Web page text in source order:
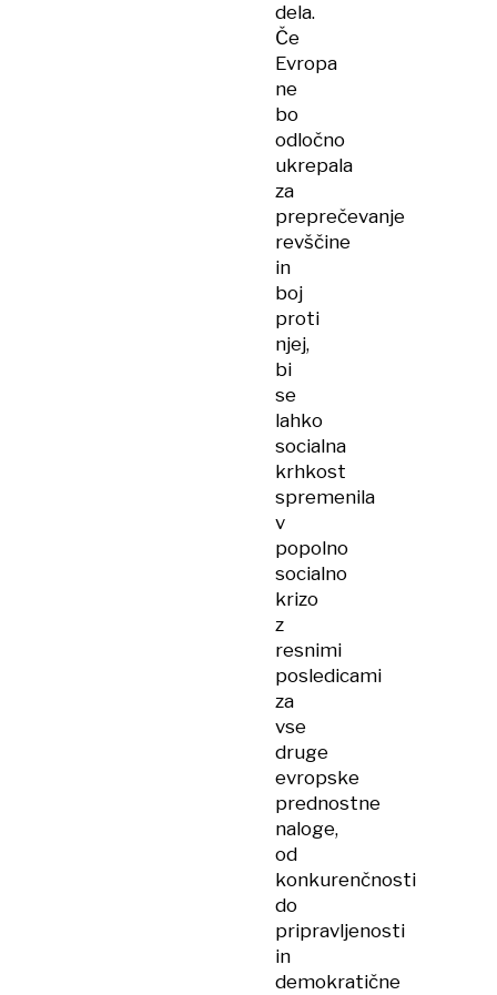
dela.
Če
Evropa
ne
bo
odločno
ukrepala
za
preprečevanje
revščine
in
boj
proti
njej,
bi
se
lahko
socialna
krhkost
spremenila
v
popolno
socialno
krizo
z
resnimi
posledicami
za
vse
druge
evropske
prednostne
naloge,
od
konkurenčnosti
do
pripravljenosti
in
demokratične